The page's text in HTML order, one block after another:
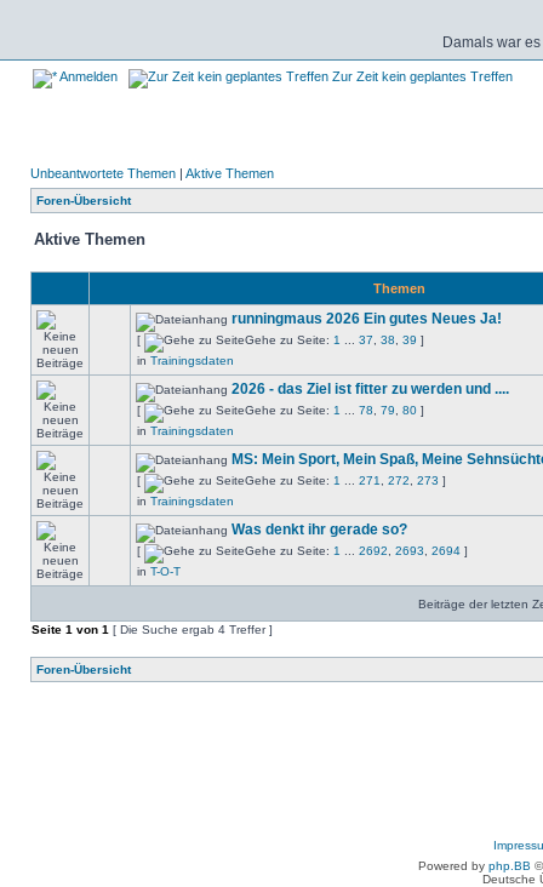
Damals war
Anmelden Zur Zeit kein geplantes Treffen
Unbeantwortete Themen | Aktive Themen
Foren-Übersicht
Aktive Themen
Themen
runningmaus 2026 Ein gutes Neues Ja!
[ Gehe zu Seite: 1 37 38 39 ]
in Trainingsdaten
2026 - das Ziel ist fitter zu werden und ....
[ Gehe zu Seite: 1 78 79 80 ]
in Trainingsdaten
MS: Mein Sport, Mein Spaß, Meine
[ Gehe zu Seite: 1 271 272 273 ]
in Trainingsdaten
Was denkt ihr gerade so?
[ Gehe zu Seite: 1 2692 2693 2694 ]
in T-O-T
Beiträge der letzten
Seite 1 von 1 [ Die Suche ergab 4 Treffer ]
Foren-Übersicht
Powered by php.BB
Deutsche